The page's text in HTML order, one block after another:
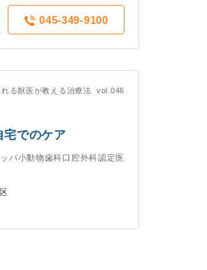
045-349-9100
れる獣医が教える治療法 vol.046
宅でのケア
パ小動物歯科口腔外科認定医